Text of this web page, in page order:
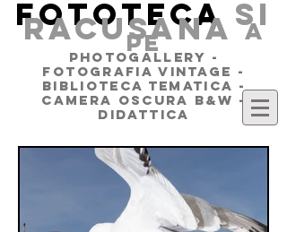
FOTOTECA SI
RACUSANAa
pe
PHOTOGALLERY -
FOTOGRAFIA VINTAGE -
BIBLIOTECA TEMATICA -
CAMERA OSCURA B&W -
DIDATTICA